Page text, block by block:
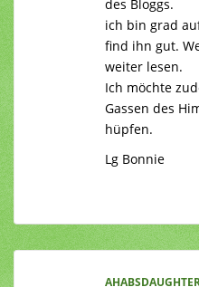
des Bloggs.
ich bin grad
find ihn gut.
weiter lesen.
Ich möchte
Gassen des
hüpfen.
Lg Bonnie